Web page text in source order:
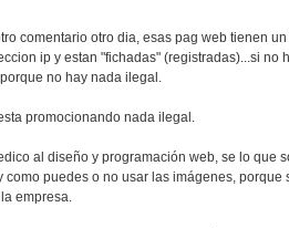
comentario otro dia, esas pag web tienen un
ip y estan "fichadas" (registradas)...si no
no hay nada ilegal.
promocionando nada ilegal.
al diseño y programación web, se lo que
como puedes o no usar las imágenes, porque
empresa.